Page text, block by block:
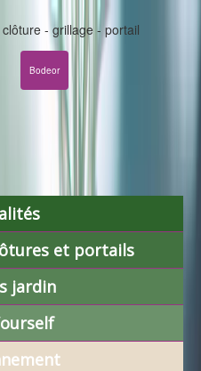
- grillage - portail
Bodeor
et portails
jardin